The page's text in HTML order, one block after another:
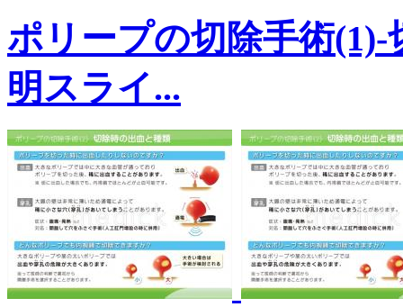
ポリープの切除手術
明スライ...